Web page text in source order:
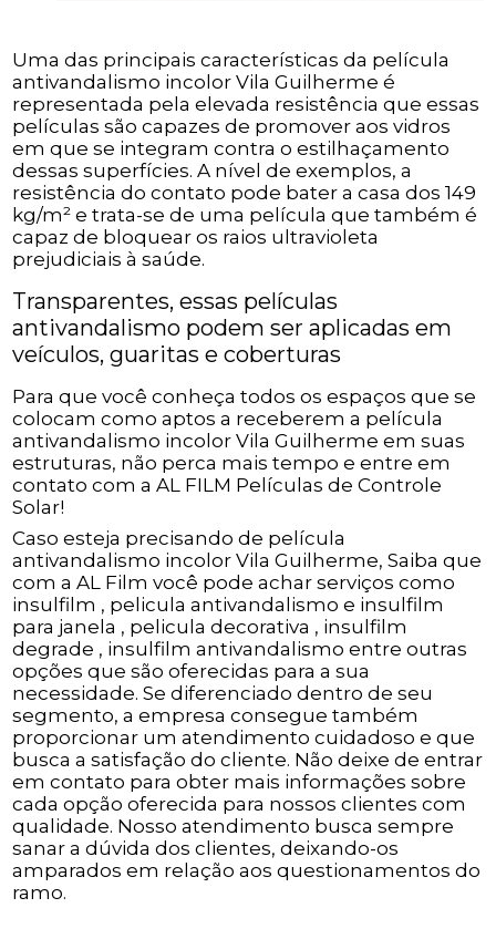
Uma das principais características da película
antivandalismo incolor Vila Guilherme é
representada pela elevada resistência que essas
películas são capazes de promover aos vidros
em que se integram contra o estilhaçamento
dessas superfícies. A nível de exemplos, a
resistência do contato pode bater a casa dos 149
kg/m² e trata-se de uma película que também é
capaz de bloquear os raios ultravioleta
prejudiciais à saúde.
Transparentes, essas películas
antivandalismo podem ser aplicadas em
veículos, guaritas e coberturas
Para que você conheça todos os espaços que se
colocam como aptos a receberem a película
antivandalismo incolor Vila Guilherme em suas
estruturas, não perca mais tempo e entre em
contato com a AL FILM Películas de Controle
Solar!
Caso esteja precisando de película
antivandalismo incolor Vila Guilherme, Saiba que
com a AL Film você pode achar serviços como
insulfilm , pelicula antivandalismo e insulfilm
para janela , pelicula decorativa , insulfilm
degrade , insulfilm antivandalismo entre outras
opções que são oferecidas para a sua
necessidade. Se diferenciado dentro de seu
segmento, a empresa consegue também
proporcionar um atendimento cuidadoso e que
busca a satisfação do cliente. Não deixe de entrar
em contato para obter mais informações sobre
cada opção oferecida para nossos clientes com
qualidade. Nosso atendimento busca sempre
sanar a dúvida dos clientes, deixando-os
amparados em relação aos questionamentos do
ramo.